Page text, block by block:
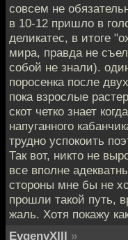
совсем не
в 10-12 пришло в
деликатес, в итоге
мира, правда не
собой не знали).
поросенка после
пока взрослые
скот четко знает
напуганного
трудно успокоить
Так вот, никто не
все вполне
стороны мне бы не
прошли такой путь,
жаль. Хотя покажу
EvgenyXIII »